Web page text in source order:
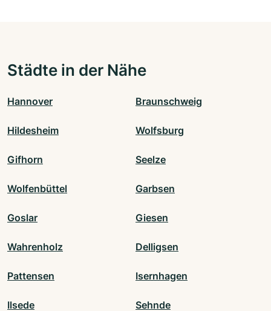
Städte in der Nähe
Hannover Braunschweig
Hildesheim Wolfsburg
Gifhorn Seelze
Wolfenbüttel Garbsen
Goslar Giesen
Wahrenholz Delligsen
Pattensen Isernhagen
Ilsede Sehnde